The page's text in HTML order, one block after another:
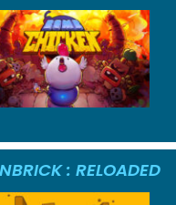
: RELOADED